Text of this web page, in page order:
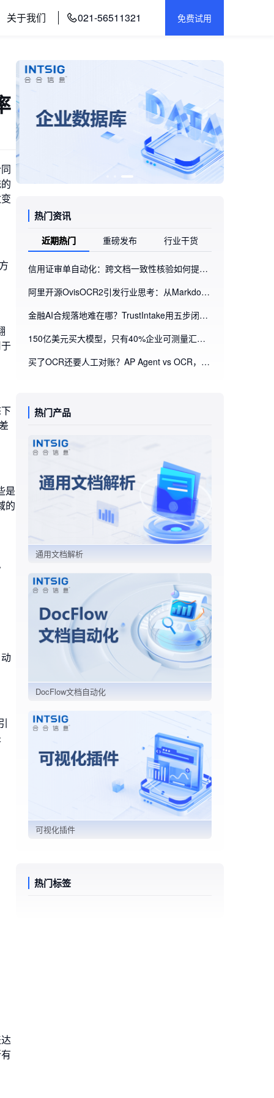
关于我们 021-56511321 免费试用
是
的
热门资讯
近期热门 重磅发布 行业干货
信用证审单自动化：跨文档一致性核验如何提升不符点识别效率
阿里开源OvisOCR2引发行业思考：从Markdown解析到业务流程自动化，企业为什么需要文档智能处理平台
金融AI合规落地难在哪？TrustIntake用五步闭环重构智能进件审核
150亿美元买大模型，只有40%企业可测量汇报？企业AI ROI的破局点藏在文档里
​买了OCR还要人工对账？AP Agent vs OCR，你可能踩了智能应付账款的认知误区
热门产品
通用文档解析
DocFlow文档自动化
可视化插件
热门标签